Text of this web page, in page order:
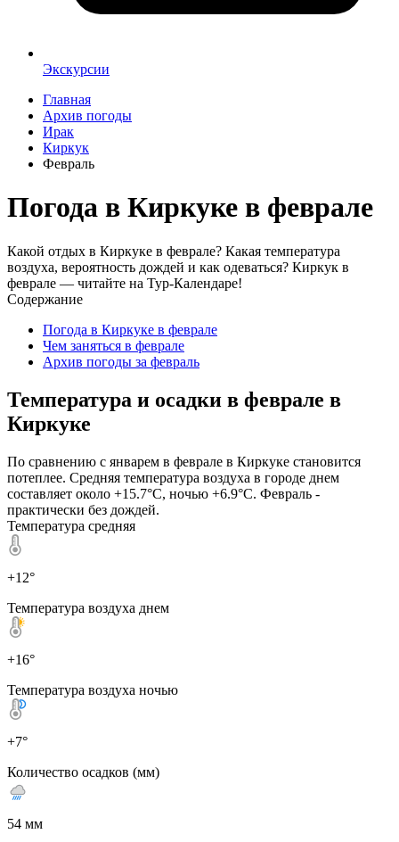
Экскурсии
Главная
Архив погоды
Ирак
Киркук
Февраль
Погода в Киркуке в феврале
Какой отдых в Киркуке в феврале? Какая температура
воздуха, вероятность дождей и как одеваться? Киркук в
феврале — читайте на Тур-Календаре!
Содержание
Погода в Киркуке в феврале
Чем заняться в феврале
Архив погоды за февраль
Температура и осадки в феврале в
Киркуке
По сравнению с январем в феврале в Киркуке становится
потеплее. Средняя температура воздуха в городе днем
составляет около +15.7°C, ночью +6.9°C. Февраль -
практически без дождей.
Температура средняя
+12°
Температура воздуха днем
+16°
Температура воздуха ночью
+7°
Количество осадков (мм)
54 мм